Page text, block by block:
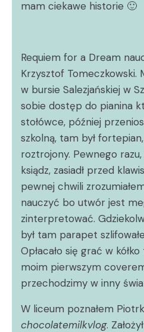
mam ciekawe historie 🙂
Requiem for a Dream
Krzysztof Tomeczkowski.
w bursie Salezjańskiej w
sobie dostęp do pianina
stołówce, później
szkolną, tam był
roztrojony. Pewnego razu,
ksiądz, zasiadł przed
pewnej chwili
nauczyć bo utwór jest
zinterpretować.
był tam parapet
Opłacało się grać w
moim pierwszym
przechodzimy w inny
W liceum poznałem
chocolatemilkvlog.